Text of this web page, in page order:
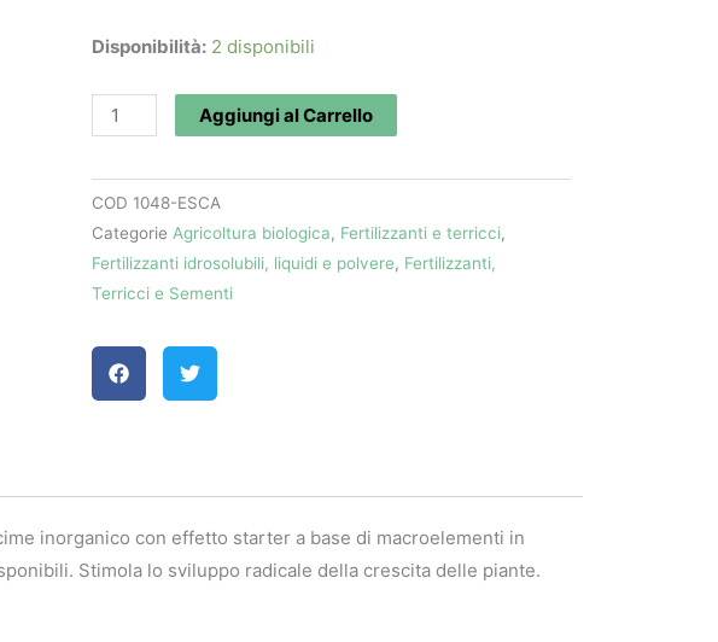
Disponibilità: 2 disponibili
Escalante
-
Kalòs
quantità
Aggiungi al Carrello
COD 1048-ESCA
Categorie Agricoltura biologica, Fertilizzanti e terricci,
Fertilizzanti idrosolubili, liquidi e polvere, Fertilizzanti,
Terricci e Sementi
inorganico con effetto starter a base di macroelementi in
Stimola lo sviluppo radicale della crescita delle piante.